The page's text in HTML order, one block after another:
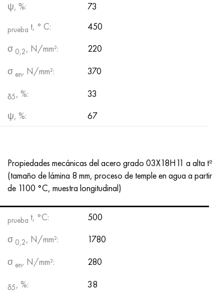
ψ, %: 73
prueba t, ° С:
450
σ 0,2, N/mm²:
220
σ en, N/mm²: 370
δ5, %:
33
ψ, %:
67
Propiedades mecánicas del acero grado 03X18H11 a alta tº
(tamaño de lámina 8 mm, proceso de temple en agua a partir
de 1100 °C, muestra longitudinal)
prueba t, °С:
500
σ 0,2, N/mm²:
1780
σ en, N/mm²: 280
δ5, %:
38